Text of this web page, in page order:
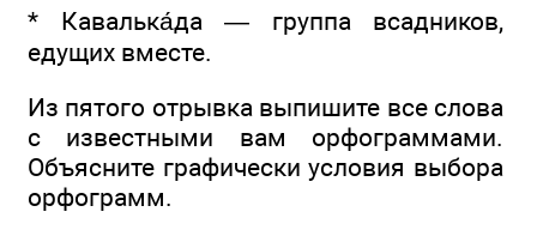
* Кавалька́да — группа всадников,
едущих вместе.
Из пятого отрывка выпишите все слова
с известными вам орфограммами.
Объясните графически условия выбора
орфограмм.